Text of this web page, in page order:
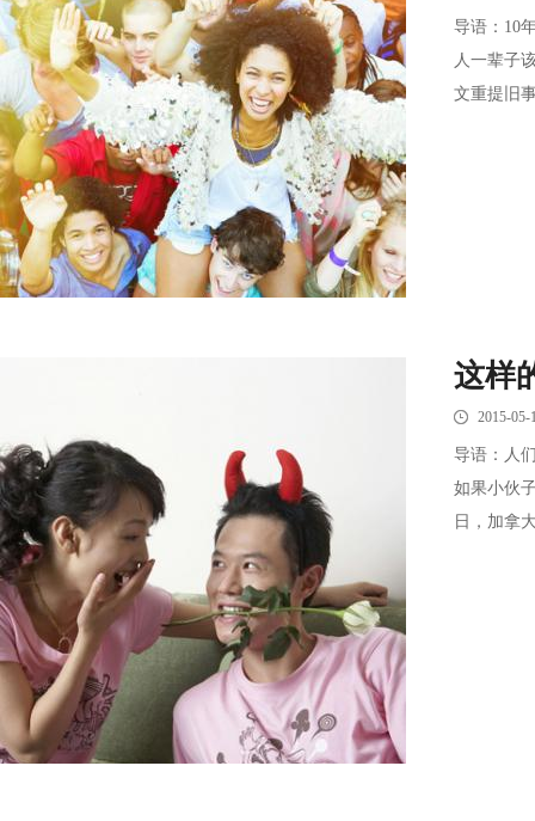
导语：10
人一辈子
文重提旧
这样
2015-05-
导语：人
如果小伙
日，加拿